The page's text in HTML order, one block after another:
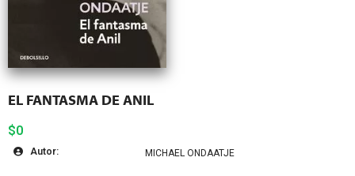
EL FANTASMA DE ANIL
$0
Autor: MICHAEL ONDAATJE